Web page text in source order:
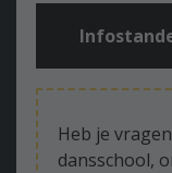
Heb je
dansschool,